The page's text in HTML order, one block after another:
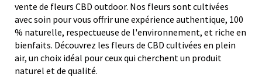
vente de fleurs CBD outdoor. Nos fleurs sont cultivées
avec soin pour vous offrir une expérience authentique, 100
% naturelle, respectueuse de l'environnement, et riche en
bienfaits. Découvrez les fleurs de CBD cultivées en plein
air, un choix idéal pour ceux qui cherchent un produit
naturel et de qualité.